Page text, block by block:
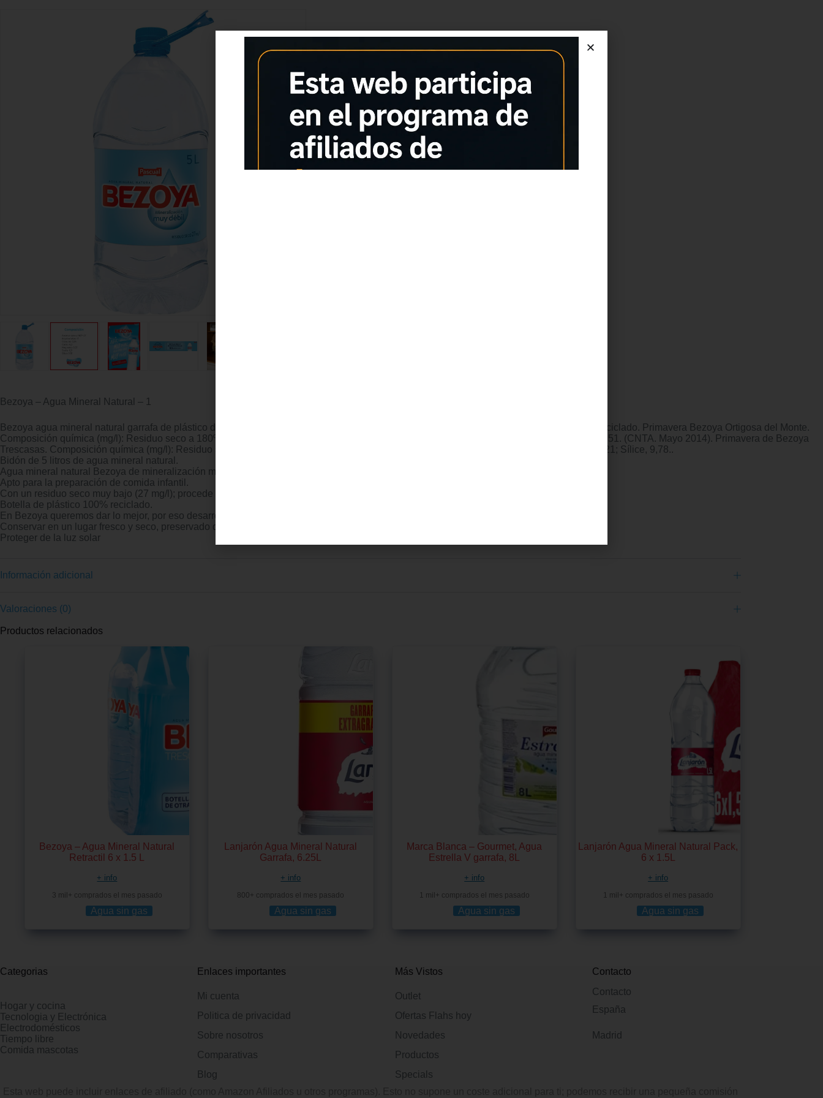
Bezoya – Agua Mineral Natural – 1
Bezoya agua mineral natural garrafa de plástico de mineralización muy débil de 5 litros. Agua mineral sin gas en botella de plástico 100% reciclado. Primavera Bezoya Ortigosa del Monte.
Composición química (mg/l): Residuo seco a 180ºC, 27; Bicarbonatos, <5; Cloruros, 0,84; Calcio, 2,86; magnesio, 0,36; sodio, 2,04; Sílice, 9,51. (CNTA. Mayo 2014). Primavera de Bezoya
Trescasas. Composición química (mg/l): Residuo seco a 180ºC, 27; Bicarbonatos, 17; Cloruros, 0,54; Calcio, 6,32; magnesio, 0,83; sodio, 1,21; Sílice, 9,78..
Bidón de 5 litros de agua mineral natural.
Agua mineral natural Bezoya de mineralización muy débil (muy bajo residuo seco: 27 mg/litro)
Apto para la preparación de comida infantil.
Con un residuo seco muy bajo (27 mg/l); procede del Manantial de Bezoya Trescasas (Segovia) o Bezoya de Ortigosa del Monte (Segovia)
Botella de plástico 100% reciclado.
En Bezoya queremos dar lo mejor, por eso desarrollamos iniciativas para cuidar el medio ambiente
Conservar en un lugar fresco y seco, preservado de olores intensos.
Proteger de la luz solar
Información adicional
Valoraciones (0)
Productos relacionados
Bezoya – Agua Mineral Natural
Retractil 6 x 1.5 L
+ info
3 mil+ comprados el mes pasado
Agua sin gas
Lanjarón Agua Mineral Natural
Garrafa, 6.25L
+ info
800+ comprados el mes pasado
Agua sin gas
Marca Blanca – Gourmet, Agua
Estrella V garrafa, 8L
+ info
1 mil+ comprados el mes pasado
Agua sin gas
Lanjarón Agua Mineral Natural Pack,
6 x 1.5L
+ info
1 mil+ comprados el mes pasado
Agua sin gas
Categorias
Hogar y cocina
Tecnologia y Electrónica
Electrodomésticos
Tiempo libre
Comida mascotas
Enlaces importantes
Mi cuenta
Politica de privacidad
Sobre nosotros
Comparativas
Blog
Más Vistos
Outlet
Ofertas Flahs hoy
Novedades
Productos
Specials
Contacto
Contacto
España
Madrid